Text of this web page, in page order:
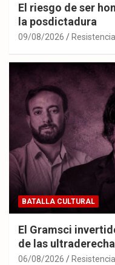
El riesgo de ser
la posdictadura
09/08/2026
BATALLA CULTURAL
El Gramsci
de las
06/08/2026